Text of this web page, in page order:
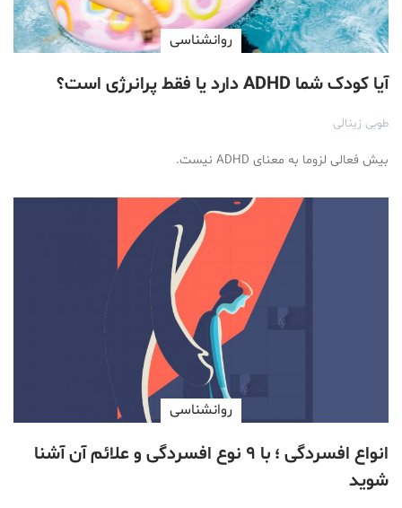
روانشناسی
آیا کودک شما ADHD دارد یا فقط پر‌انرژی است؟
طوبی زینالی
بیش فعالی لزوما به معنای ADHD نیست.
روانشناسی
انواع افسردگی ؛ با ۹ نوع افسردگی و علائم آن آشنا
شوید